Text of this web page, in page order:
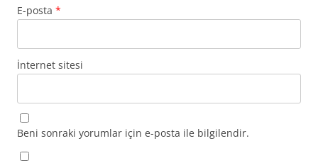
E-posta *
İnternet sitesi
Beni sonraki yorumlar için e-posta ile bilgilendir.